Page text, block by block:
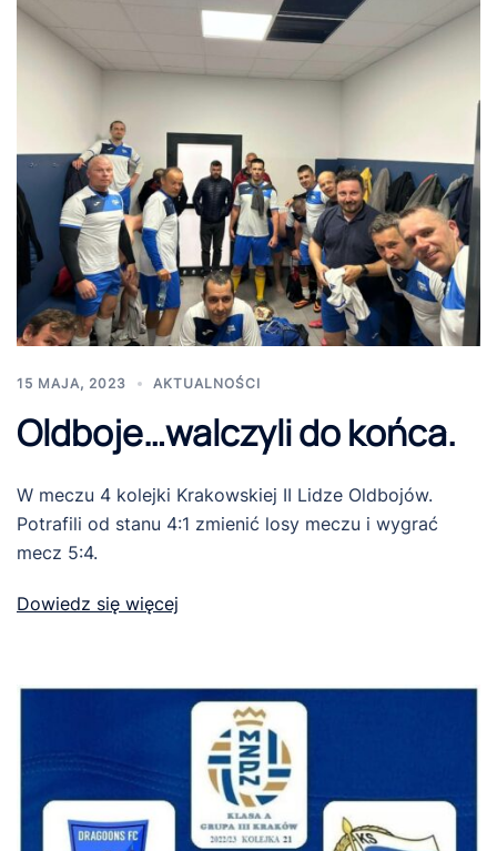
15 MAJA, 2023 AKTUALNOŚCI
Oldboje…walczyli do końca.
W meczu 4 kolejki Krakowskiej II Lidze Oldbojów.
Potrafili od stanu 4:1 zmienić losy meczu i wygrać
mecz 5:4.
Dowiedz się więcej